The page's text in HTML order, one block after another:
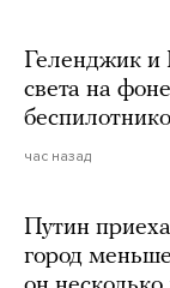
Геленджик и
света на
час назад
Путин
город